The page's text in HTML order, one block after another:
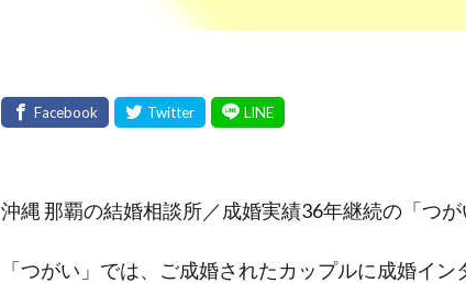
沖縄 那覇の結婚相談所／成婚実績36年継続の「つが
「つがい」では、ご成婚されたカップルに成婚イン